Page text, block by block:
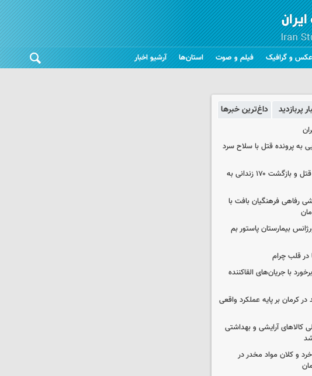
عکس و گرافیک فیلم و صوت استان‌ها آرشیو اخبار
پربازدید داغ‌ترین خبرها
به پرونده قتل با سلاح سرد
صلح در سه پرونده قتل و بازگشت ۱۷۰ زندانی به
رفاهی فرهنگیان بافت با
بیمارستان پاستور بم
در قلب چرام
با جریان‌های القاکننده
کرمان بر پایه عملکرد واقعی
ریالی کالاهای آرایشی و بهداشتی
و کلان مواد مخدر در